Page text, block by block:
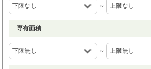
～
専有面積
～